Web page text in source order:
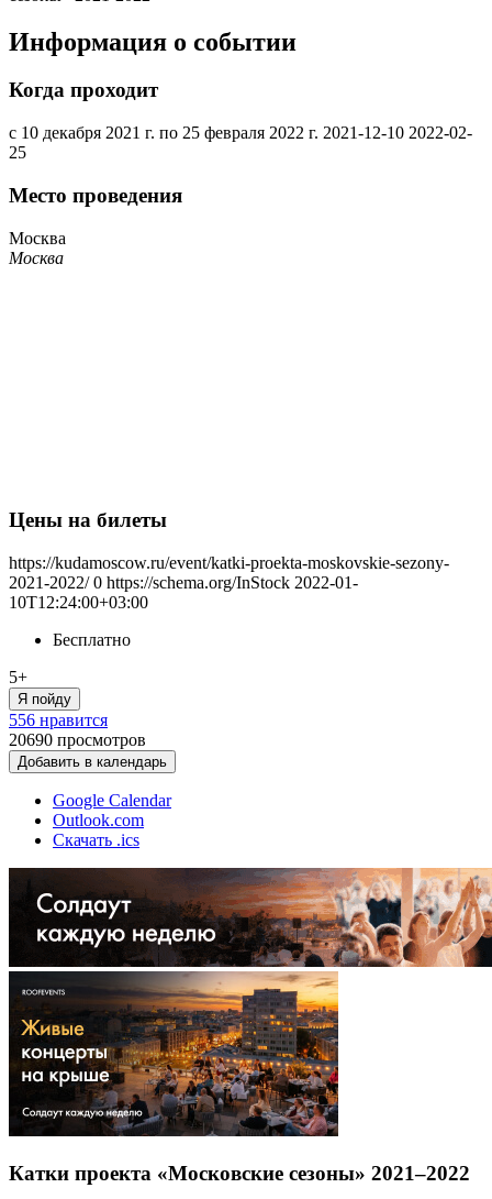
Информация о событии
Когда проходит
с 10 декабря 2021 г. по 25 февраля 2022 г. 2021-12-10 2022-02-
25
Место проведения
Москва
Москва
Цены на билеты
https://kudamoscow.ru/event/katki-proekta-moskovskie-sezony-
2021-2022/ 0 https://schema.org/InStock 2022-01-
10T12:24:00+03:00
Бесплатно
5+
Я пойду
556 нравится
20690 просмотров
Добавить в календарь
Google Calendar
Outlook.com
Скачать .ics
Катки проекта «Московские сезоны» 2021–2022